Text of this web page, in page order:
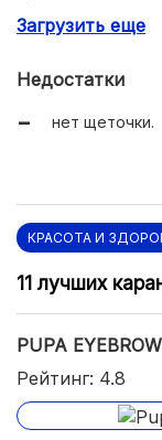
фиксирует
Загрузить еще
Недостатки
нет щеточки.
КРАСОТА И
11 лучших
PUPA
Рейтинг: 4.8